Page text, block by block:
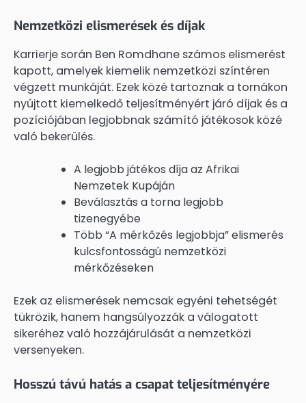
Nemzetközi elismerések és díjak
Karrierje során Ben Romdhane számos elismerést
kapott, amelyek kiemelik nemzetközi színtéren
végzett munkáját. Ezek közé tartoznak a tornákon
nyújtott kiemelkedő teljesítményért járó díjak és a
pozíciójában legjobbnak számító játékosok közé
való bekerülés.
A legjobb játékos díja az Afrikai
Nemzetek Kupáján
Beválasztás a torna legjobb
tizenegyébe
Több “A mérkőzés legjobbja” elismerés
kulcsfontosságú nemzetközi
mérkőzéseken
Ezek az elismerések nemcsak egyéni tehetségét
tükrözik, hanem hangsúlyozzák a válogatott
sikeréhez való hozzájárulását a nemzetközi
versenyeken.
Hosszú távú hatás a csapat teljesítményére